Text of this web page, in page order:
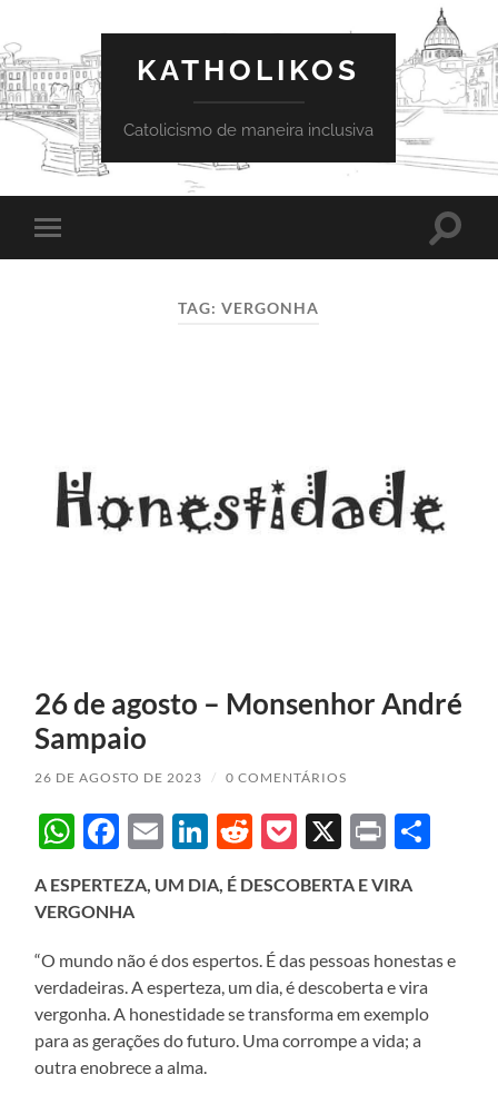
KATHOLIKOS
Catolicismo de maneira inclusiva
Toggle
mobile
Toggle
TAG:VERGONHA
26 de agosto – Monsenhor André
Sampaio
26 DE AGOSTO DE 2023 / 0 COMENTÁRIOS
WhatsApp
Facebook
EmailLinkedIn
Reddit
Pocket
X Print
A ESPERTEZA, UM DIA, É DESCOBERTA E VIRA
VERGONHA
“O mundo não é dos espertos. É das pessoas honestas e
verdadeiras. A esperteza, um dia, é descoberta e vira
vergonha. A honestidade se transforma em exemplo
para as gerações do futuro. Uma corrompe a vida; a
outra enobrece a alma.